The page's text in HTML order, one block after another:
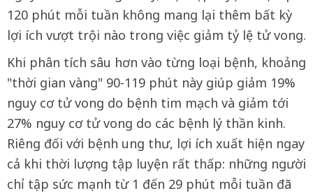
120 phút mỗi tuần không mang lại thêm bất kỳ
lợi ích vượt trội nào trong việc giảm tỷ lệ tử vong.
Khi phân tích sâu hơn vào từng loại bệnh, khoảng
"thời gian vàng" 90-119 phút này giúp giảm 19%
nguy cơ tử vong do bệnh tim mạch và giảm tới
27% nguy cơ tử vong do các bệnh lý thần kinh.
Riêng đối với bệnh ung thư, lợi ích xuất hiện ngay
cả khi thời lượng tập luyện rất thấp: những người
chỉ tập sức mạnh từ 1 đến 29 phút mỗi tuần đã